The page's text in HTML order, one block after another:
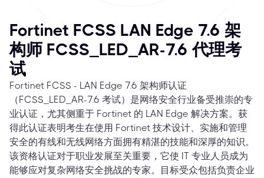
Fortinet FCSS LAN Edge 7.6 架
构师 FCSS_LED_AR-7.6 代理考
试
Fortinet FCSS - LAN Edge 7.6 架构师认证
（FCSS_LED_AR-7.6 考试）是网络安全行业备受推崇的专
业认证，尤其侧重于 Fortinet 的 LAN Edge 解决方案。获
得此认证表明考生在使用 Fortinet 技术设计、实施和管理
安全的有线和无线网络方面拥有精湛的技能和深厚的知识。
该资格认证对于职业发展至关重要，它使 IT 专业人员成为
能够应对复杂网络安全挑战的专家。目标受众包括负责企业